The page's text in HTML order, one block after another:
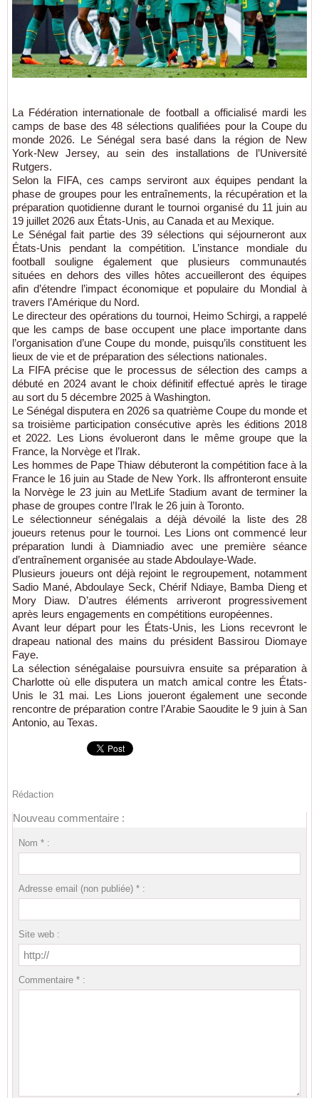
La Fédération internationale de football a officialisé mardi les
camps de base des 48 sélections qualifiées pour la Coupe du
monde 2026. Le Sénégal sera basé dans la région de New
York-New Jersey, au sein des installations de l’Université
Rutgers.
Selon la FIFA, ces camps serviront aux équipes pendant la
phase de groupes pour les entraînements, la récupération et la
préparation quotidienne durant le tournoi organisé du 11 juin au
19 juillet 2026 aux États-Unis, au Canada et au Mexique.
Le Sénégal fait partie des 39 sélections qui séjourneront aux
États-Unis pendant la compétition. L’instance mondiale du
football souligne également que plusieurs communautés
situées en dehors des villes hôtes accueilleront des équipes
afin d’étendre l’impact économique et populaire du Mondial à
travers l’Amérique du Nord.
Le directeur des opérations du tournoi, Heimo Schirgi, a rappelé
que les camps de base occupent une place importante dans
l’organisation d’une Coupe du monde, puisqu’ils constituent les
lieux de vie et de préparation des sélections nationales.
La FIFA précise que le processus de sélection des camps a
débuté en 2024 avant le choix définitif effectué après le tirage
au sort du 5 décembre 2025 à Washington.
Le Sénégal disputera en 2026 sa quatrième Coupe du monde et
sa troisième participation consécutive après les éditions 2018
et 2022. Les Lions évolueront dans le même groupe que la
France, la Norvège et l’Irak.
Les hommes de Pape Thiaw débuteront la compétition face à la
France le 16 juin au Stade de New York. Ils affronteront ensuite
la Norvège le 23 juin au MetLife Stadium avant de terminer la
phase de groupes contre l’Irak le 26 juin à Toronto.
Le sélectionneur sénégalais a déjà dévoilé la liste des 28
joueurs retenus pour le tournoi. Les Lions ont commencé leur
préparation lundi à Diamniadio avec une première séance
d’entraînement organisée au stade Abdoulaye-Wade.
Plusieurs joueurs ont déjà rejoint le regroupement, notamment
Sadio Mané, Abdoulaye Seck, Chérif Ndiaye, Bamba Dieng et
Mory Diaw. D’autres éléments arriveront progressivement
après leurs engagements en compétitions européennes.
Avant leur départ pour les États-Unis, les Lions recevront le
drapeau national des mains du président Bassirou Diomaye
Faye.
La sélection sénégalaise poursuivra ensuite sa préparation à
Charlotte où elle disputera un match amical contre les États-
Unis le 31 mai. Les Lions joueront également une seconde
rencontre de préparation contre l’Arabie Saoudite le 9 juin à San
Antonio, au Texas.
Rédaction
Nouveau commentaire :
Nom * :
Adresse email (non publiée) * :
Site web :
Commentaire * :